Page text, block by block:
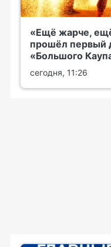
«Ещё жарче,
прошёл первый
«Большого
сегодня, 11:26